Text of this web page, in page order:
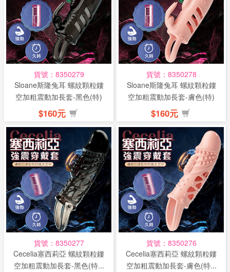
貨號：8350279
Sloane斯隆兔耳 螺紋顆粒鏤
空加粗震動加長套-黑色(特)
$160元
貨號：8350278
Sloane斯隆兔耳 螺紋顆粒鏤
空加粗震動加長套-膚色(特)
$160元
貨號：8350277
Cecelia塞西莉亞 螺紋顆粒鏤
空加粗震動加長套-黑色(特...
貨號：8350276
Cecelia塞西莉亞 螺紋顆粒鏤
空加粗震動加長套-膚色(特...